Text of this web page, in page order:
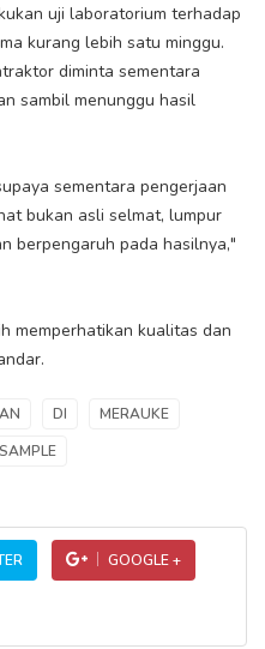
uji laboratorium terhadap
kurang lebih satu minggu.
diminta sementara
sambil menunggu hasil
sementara pengerjaan
bukan asli selmat, lumpur
berpengaruh pada hasilnya,"
memperhatikan kualitas dan
DI
MERAUKE
SAMPLE
GOOGLE +